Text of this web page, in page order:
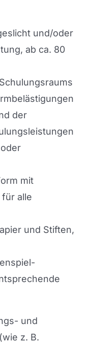
und/oder
ab ca. 80
der
mit
alle
und Stiften,
und
z. B.